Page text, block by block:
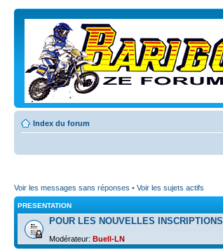
Index du forum
Voir les messages sans réponses • Voir les sujets actifs
PRESENTATION
POUR LES NOUVELLES INSCRIPTIONS
Modérateur: Buell-LN